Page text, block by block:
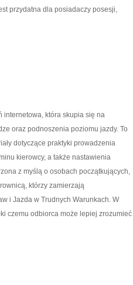
przydatna dla posiadaczy posesji,
internetowa, która skupia się na
oraz podnoszenia poziomu jazdy. To
dotyczące praktyki prowadzenia
kierowcy, a także nastawienia
z myślą o osobach początkujących,
którzy zamierzają
i Jazda w Trudnych Warunkach. W
czemu odbiorca może lepiej zrozumieć